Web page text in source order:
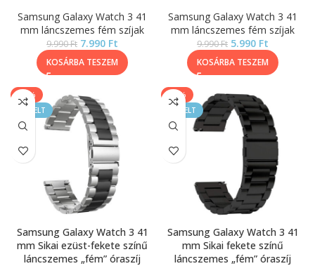
Samsung Galaxy Watch 3 41
mm láncszemes fém szíjak
9.990Ft 7.990 Ft
KOSÁRBA TESZEM
Samsung Galaxy Watch 3 41
mm láncszemes fém szíjak
9.990Ft 5.990 Ft
KOSÁRBA TESZEM
-17%
KIEMELT
Samsung Galaxy Watch 3 41
mm Sikai ezüst-fekete színű
láncszemes „fém” óraszíj
-40%
KIEMELT
Samsung Galaxy Watch 3 41
mm Sikai fekete színű
láncszemes „fém” óraszíj